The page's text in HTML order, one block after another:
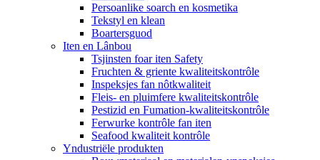
Persoanlike soarch en kosmetika
Tekstyl en klean
Boartersguod
Iten en Lânbou
Tsjinsten foar iten Safety
Fruchten & griente kwaliteitskontrôle
Inspeksjes fan nôtkwaliteit
Fleis- en pluimfere kwaliteitskontrôle
Pestizid en Fumation-kwaliteitskontrôle
Ferwurke kontrôle fan iten
Seafood kwaliteit kontrôle
Yndustriële produkten